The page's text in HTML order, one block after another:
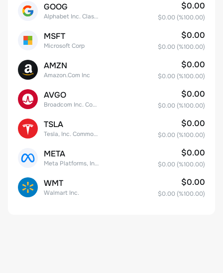
GOOG
Alphabet Inc. Class C Capital Stock
$0.00
$0.00 (%100.00)
MSFT
Microsoft Corp
$0.00
$0.00 (%100.00)
AMZN
Amazon.Com Inc
$0.00
$0.00 (%100.00)
AVGO
Broadcom Inc. Common Stock
$0.00
$0.00 (%100.00)
TSLA
Tesla, Inc. Common Stock
$0.00
$0.00 (%100.00)
META
Meta Platforms, Inc. Class A Common Stock
$0.00
$0.00 (%100.00)
WMT
Walmart Inc.
$0.00
$0.00 (%100.00)